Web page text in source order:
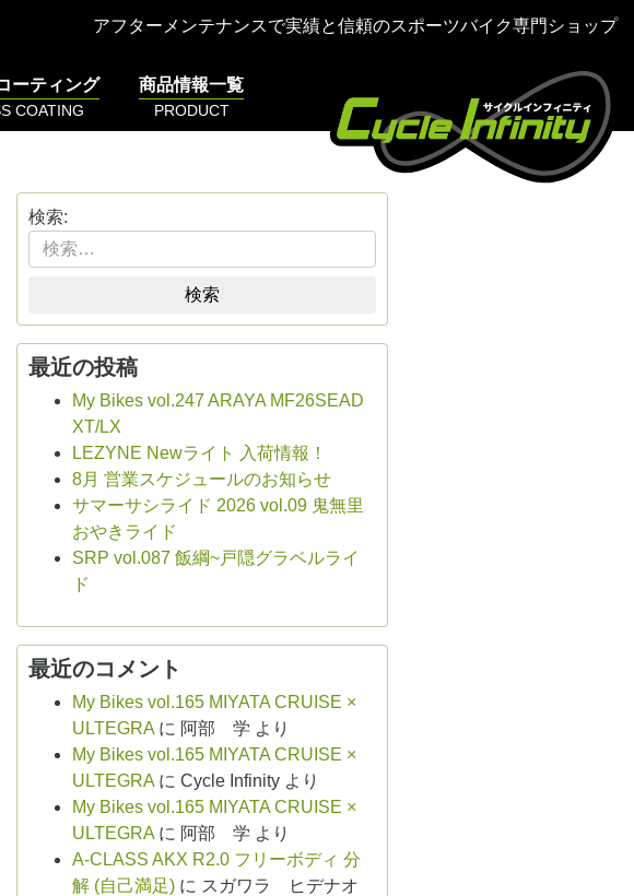
アフターメンテナンスで実績と信頼のスポーツバイク専門ショップ
ーティング
COATING
商品情報一覧
PRODUCT
検索:
検索
最近の投稿
My Bikes vol.247 ARAYA MF26SEAD
XT/LX
LEZYNE Newライト 入荷情報！
8月 営業スケジュールのお知らせ
サマーサシライド 2026 vol.09 鬼無里
おやきライド
SRP vol.087 飯綱~戸隠グラベルライ
ド
最近のコメント
My Bikes vol.165 MIYATA CRUISE ×
ULTEGRA に 阿部 学 より
My Bikes vol.165 MIYATA CRUISE ×
ULTEGRA にCycle Infinity より
My Bikes vol.165 MIYATA CRUISE ×
ULTEGRA に 阿部 学 より
A-CLASS AKX R2.0 フリーボディ 分
解 (自己満足) に スガワラ ヒデナオ